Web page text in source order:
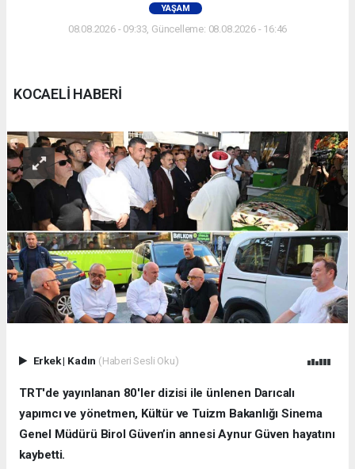
YAŞAM
08.08.2026 - 09:33, Güncelleme: 08.08.2026 - 16:46
KOCAELİ HABERİ
Erkek| Kadın (Haberi Sesli Oku)
TRT'de yayınlanan 80'ler dizisi ile ünlenen Darıcalı
yapımcı ve yönetmen, Kültür ve Tuizm Bakanlığı Sinema
Genel Müdürü Birol Güven’in annesi Aynur Güven hayatını
kaybetti.